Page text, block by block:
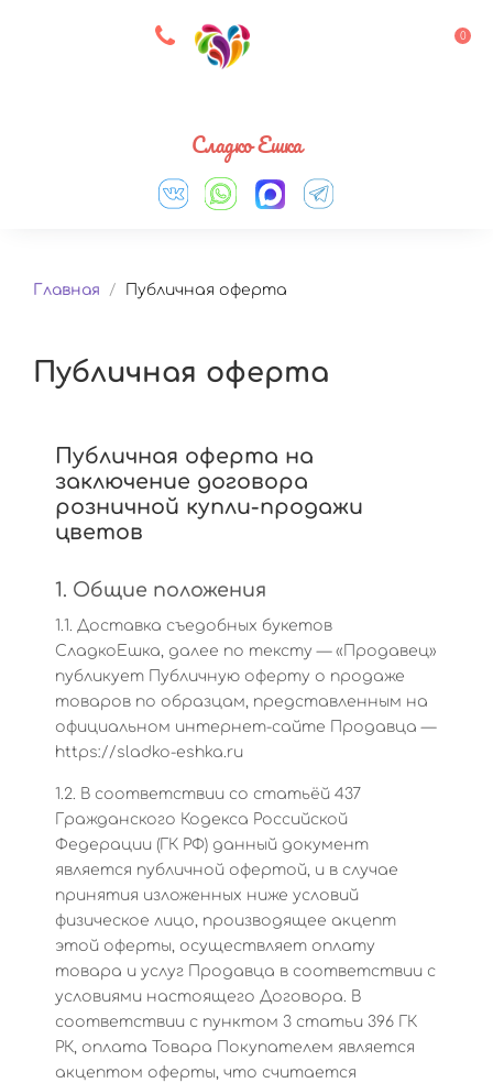
8 927 083 33 05 0
Сладко Ешка
Главная / Публичная оферта
Публичная оферта
Публичная оферта на
заключение договора
розничной купли-продажи
цветов
1. Общие положения
1.1. Доставка съедобных букетов
СладкоЕшка, далее по тексту — «Продавец»
публикует Публичную оферту о продаже
товаров по образцам, представленным на
официальном интернет-сайте Продавца —
https://sladko-eshka.ru
1.2. В соответствии со статьёй 437
Гражданского Кодекса Российской
Федерации (ГК РФ) данный документ
является публичной офертой, и в случае
принятия изложенных ниже условий
физическое лицо, производящее акцепт
этой оферты, осуществляет оплату
товара и услуг Продавца в соответствии с
условиями настоящего Договора. В
соответствии с пунктом 3 статьи 396 ГК
РК, оплата Товара Покупателем является
акцептом оферты, что считается